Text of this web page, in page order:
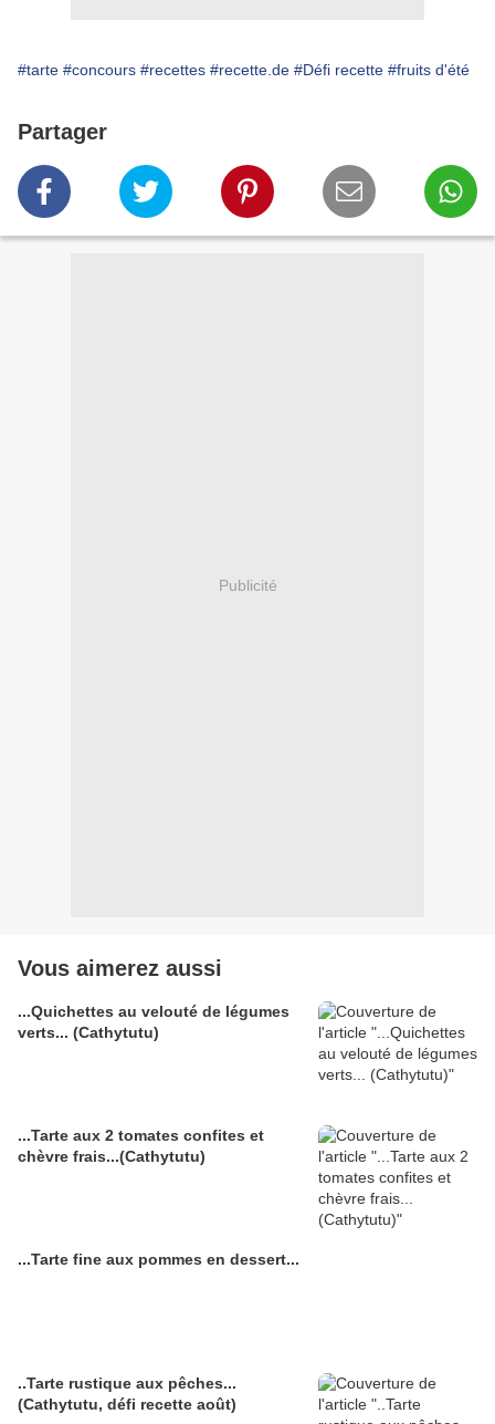
#tarte #concours #recettes #recette.de #Défi recette #fruits d'été
Partager
Publicité
Vous aimerez aussi
...Quichettes au velouté de légumes
verts... (Cathytutu)
...Tarte aux 2 tomates confites et
chèvre frais...(Cathytutu)
...Tarte fine aux pommes en dessert...
..Tarte rustique aux pêches...
(Cathytutu, défi recette août)